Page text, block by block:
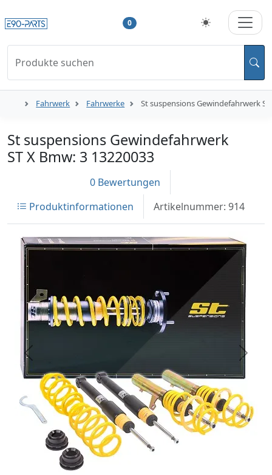
0
Produkte suchen
Fahrwerk Fahrwerke St suspensions Gewindefahrwerk
St suspensions Gewindefahrwerk
ST X Bmw: 3 13220033
0 Bewertungen
Produktinformationen
Artikelnummer: 914
Previous Next